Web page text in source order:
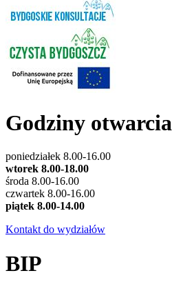
Godziny otwarcia
poniedziałek 8.00-16.00
wtorek 8.00-18.00
środa 8.00-16.00
czwartek 8.00-16.00
piątek 8.00-14.00
Kontakt do wydziałów
BIP